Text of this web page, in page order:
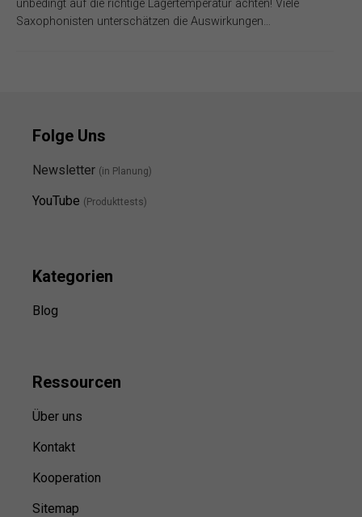
unbedingt auf die richtige Lagertemperatur achten! Viele
Saxophonisten unterschätzen die Auswirkungen…
Folge Uns
Newsletter (in Planung)
YouTube (Produkttests)
Kategorien
Blog
Ressourcen
Über uns
Kontakt
Kooperation
Sitemap